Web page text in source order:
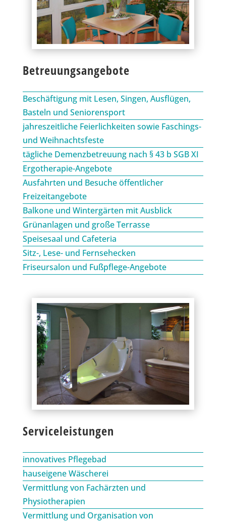
Betreuungsangebote
Beschäftigung mit Lesen, Singen, Ausflügen,
Basteln und Seniorensport
jahreszeitliche Feierlichkeiten sowie Faschings-
und Weihnachtsfeste
tägliche Demenzbetreuung nach § 43 b SGB XI
Ergotherapie-Angebote
Ausfahrten und Besuche öffentlicher
Freizeitangebote
Balkone und Wintergärten mit Ausblick
Grünanlagen und große Terrasse
Speisesaal und Cafeteria
Sitz-, Lese- und Fernsehecken
Friseursalon und Fußpflege-Angebote
Serviceleistungen
innovatives Pflegebad
hauseigene Wäscherei
Vermittlung von Fachärzten und
Physiotherapien
Vermittlung und Organisation von